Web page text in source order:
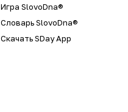
Игра SlovoDna®
Словарь SlovoDna®
Скачать SDay App